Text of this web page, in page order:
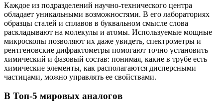
Каждое из подразделений научно-технического центра
обладает уникальными возможностями. В его лабораториях
образцы сталей и сплавов в буквальном смысле слова
раскладывают на молекулы и атомы. Используемые мощные
микроскопы позволяют их даже увидеть, спектрометры и
рентгеновские дифрактометры помогают точно установить
химический и фазовый состав: понимая, какие в трубе есть
химические элементы, как располагаются дисперсными
частицами, можно управлять ее свойствами.
В Топ-5 мировых аналогов